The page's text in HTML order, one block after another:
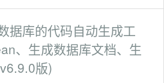
据库的代码自动生成工
、生成数据库文档、生
版)